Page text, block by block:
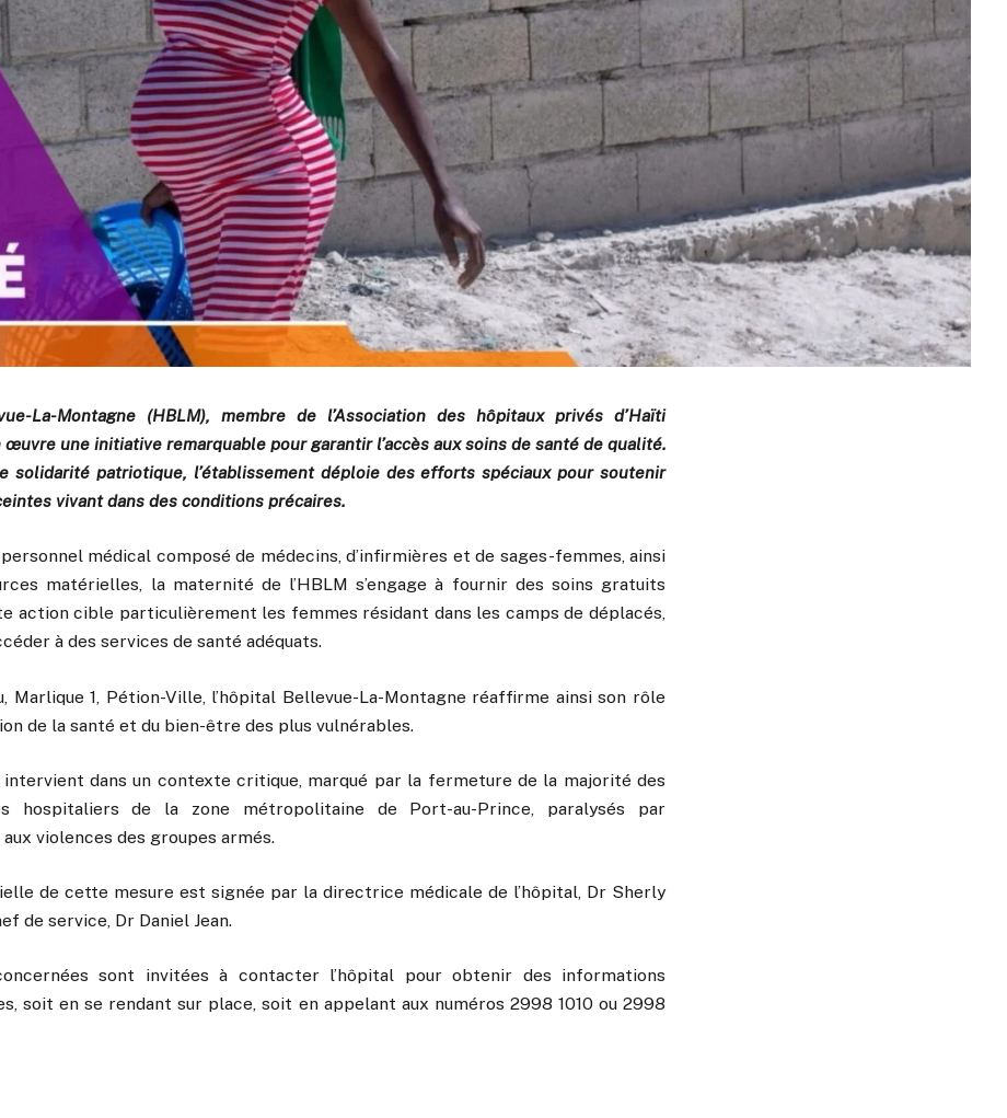
La-Montagne (HBLM), membre de l’Association des hôpitaux privés d’Haïti
œuvre une initiative remarquable pour garantir l’accès aux soins de santé de qualité.
solidarité patriotique, l’établissement déploie des efforts spéciaux pour soutenir
vivant dans des conditions précaires.
médical composé de médecins, d’infirmières et de sages-femmes, ainsi
matérielles, la maternité de l’HBLM s’engage à fournir des soins gratuits
action cible particulièrement les femmes résidant dans les camps de déplacés,
à des services de santé adéquats.
Marlique 1, Pétion-Ville, l’hôpital Bellevue-La-Montagne réaffirme ainsi son rôle
de la santé et du bien-être des plus vulnérables.
dans un contexte critique, marqué par la fermeture de la majorité des
hospitaliers de la zone métropolitaine de Port-au-Prince, paralysés par
violences des groupes armés.
de cette mesure est signée par la directrice médicale de l’hôpital, Dr Sherly
de service, Dr Daniel Jean.
sont invitées à contacter l’hôpital pour obtenir des informations
soit en se rendant sur place, soit en appelant aux numéros 2998 1010 ou 2998